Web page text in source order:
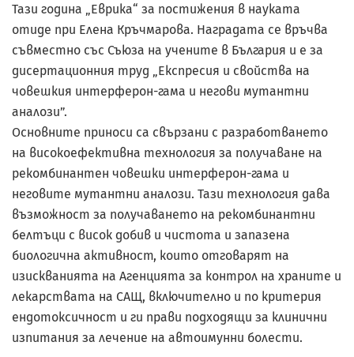
Тази година „Еврика“ за постижения в науката
отиде при Елена Кръчмарова. Наградата се връчва
съвместно със Съюза на учените в България и е за
дисертационния труд „Експресия и свойства на
човешкия интерферон-гама и негови мутантни
аналози”.
Основните приноси са свързани с разработването
на високоефективна технология за получаване на
рекомбинантен човешки интерферон-гама и
неговите мутантни аналози. Тази технология дава
възможност за получаването на рекомбинантни
белтъци с висок добив и чистота и запазена
биологична активност, които отговарят на
изискванията на Агенцията за контрол на храните и
лекарствата на САЩ, включително и по критерия
ендотоксичност и ги прави подходящи за клинични
изпитания за лечение на автоимунни болести.